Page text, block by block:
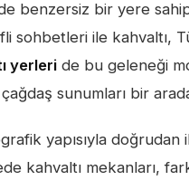
benzersiz bir yere
sohbetleri ile kahvaltı,
yerleri de bu geleneği
sunumları bir
yapısıyla
kahvaltı mekanları,